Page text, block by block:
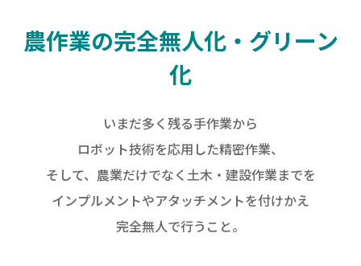
農作業の完全無人化・グリーン
化
いまだ多く残る手作業から
ロボット技術を応用した精密作業、
そして、農業だけでなく⼟⽊・建設作業までを
インプルメントやアタッチメントを付けかえ
完全無人で行うこと。